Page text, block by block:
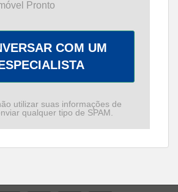
Pronto
COM UM
utilizar suas informações de
qualquer tipo de SPAM.